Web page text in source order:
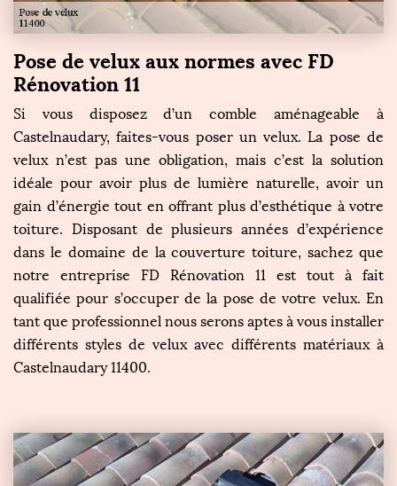
Pose de velux aux normes avec FD
Rénovation 11
Si vous disposez d’un comble aménageable à
Castelnaudary, faites-vous poser un velux. La pose de
velux n’est pas une obligation, mais c’est la solution
idéale pour avoir plus de lumière naturelle, avoir un
gain d’énergie tout en offrant plus d’esthétique à votre
toiture. Disposant de plusieurs années d’expérience
dans le domaine de la couverture toiture, sachez que
notre entreprise FD Rénovation 11 est tout à fait
qualifiée pour s’occuper de la pose de votre velux. En
tant que professionnel nous serons aptes à vous installer
différents styles de velux avec différents matériaux à
Castelnaudary 11400.